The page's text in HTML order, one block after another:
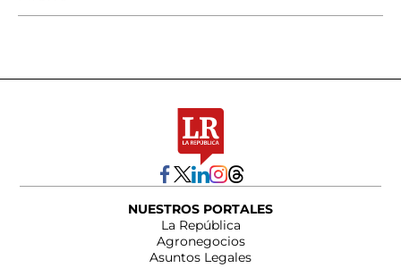
NUESTROS PORTALES
La República
Agronegocios
Asuntos Legales